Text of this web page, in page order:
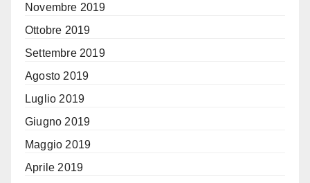
Novembre 2019
Ottobre 2019
Settembre 2019
Agosto 2019
Luglio 2019
Giugno 2019
Maggio 2019
Aprile 2019